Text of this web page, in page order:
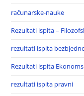
računarske-nauke
Rezultati ispita –
rezultati ispita
Rezultati ispita
rezultati ispita pravni